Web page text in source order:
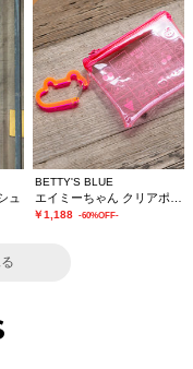
ュ
BETTY'S BLUE
￥1,188 -60%OFF-